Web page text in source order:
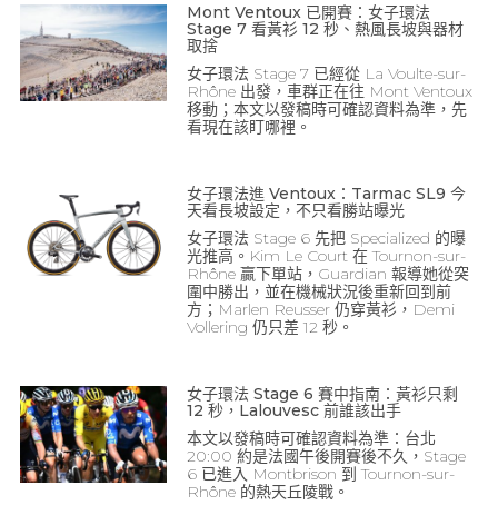
Mont Ventoux 已開賽：女子環法
Stage 7 看黃衫 12 秒、熱風長坡與器材
取捨
女子環法 Stage 7 已經從 La Voulte-sur-
Rhône 出發，車群正在往 Mont Ventoux
移動；本文以發稿時可確認資料為準，先
看現在該盯哪裡。
女子環法進 Ventoux：Tarmac SL9 今
天看長坡設定，不只看勝站曝光
女子環法 Stage 6 先把 Specialized 的曝
光推高。Kim Le Court 在 Tournon-sur-
Rhône 贏下單站，Guardian 報導她從突
圍中勝出，並在機械狀況後重新回到前
方；Marlen Reusser 仍穿黃衫，Demi
Vollering 仍只差 12 秒。
女子環法 Stage 6 賽中指南：黃衫只剩
12 秒，Lalouvesc 前誰該出手
本文以發稿時可確認資料為準：台北
20:00 約是法國午後開賽後不久，Stage
6 已進入 Montbrison 到 Tournon-sur-
Rhône 的熱天丘陵戰。